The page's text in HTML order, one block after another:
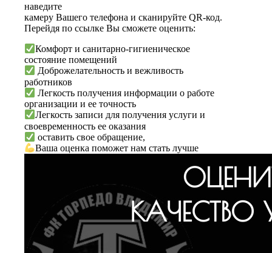
наведите
камеру Вашего телефона и сканируйте QR-код.
Перейдя по ссылке Вы сможете оценить:
Комфорт и санитарно-гигиеническое
состояние помещений
Доброжелательность и вежливость
работников
Легкость получения информации о работе
организации и ее точность
Легкость записи для получения услуги и
своевременность ее оказания
оставить свое обращение,
Ваша оценка поможет нам стать лучше